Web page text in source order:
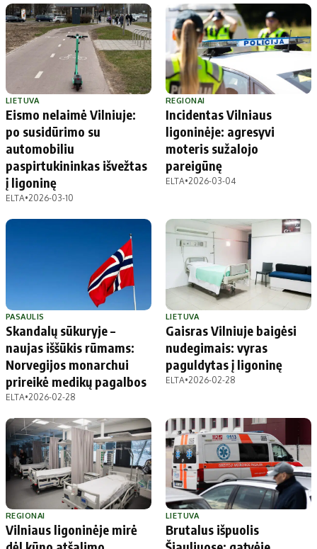
LIETUVA
Eismo nelaimė Vilniuje:
po susidūrimo su
automobiliu
paspirtukininkas išvežtas
į ligoninę
ELTA•2026-03-10
REGIONAI
Incidentas Vilniaus
ligoninėje: agresyvi
moteris sužalojo
pareigūnę
ELTA•2026-03-04
PASAULIS
Skandalų sūkuryje –
naujas iššūkis rūmams:
Norvegijos monarchui
prireikė medikų pagalbos
ELTA•2026-02-28
LIETUVA
Gaisras Vilniuje baigėsi
nudegimais: vyras
paguldytas į ligoninę
ELTA•2026-02-28
REGIONAI
Vilniaus ligoninėje mirė
LIETUVA
Brutalus išpuolis